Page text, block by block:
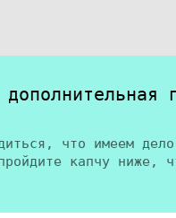
что имеем
капчу ниже,